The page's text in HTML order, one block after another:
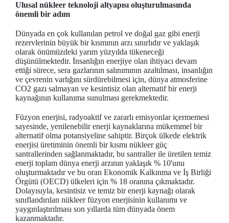
Ulusal nükleer teknoloji altyapısı oluşturulmasında
önemli bir adım
Dünyada en çok kullanılan petrol ve doğal gaz gibi enerji
rezervlerinin büyük bir kısmının arzı sınırlıdır ve yaklaşık
olarak önümüzdeki yarım yüzyılda tükeneceği
düşünülmektedir. İnsanlığın enerjiye olan ihtiyacı devam
ettiği sürece, sera gazlarının salınımının azaltılması, insanlığın
ve çevrenin varlığını sürdürebilmesi için, dünya atmosferine
CO2 gazı salmayan ve kesintisiz olan alternatif bir enerji
kaynağının kullanıma sunulması gerekmektedir.
Füzyon enerjisi, radyoaktif ve zararlı emisyonlar içermemesi
sayesinde, yenilenebilir enerji kaynaklarına mükemmel bir
alternatif olma potansiyeline sahiptir. Birçok ülkede elektrik
enerjisi üretiminin önemli bir kısmı nükleer güç
santrallerinden sağlanmaktadır, bu santraller ile üretilen temiz
enerji toplam dünya enerji arzının yaklaşık % 10'unu
oluşturmaktadır ve bu oran Ekonomik Kalkınma ve İş Birliği
Örgütü (OECD) ülkeleri için % 18 oranına çıkmaktadır.
Dolayısıyla, kesintisiz ve temiz bir enerji kaynağı olarak
sınıflandırılan nükleer füzyon enerjisinin kullanımı ve
yaygınlaştırılması son yıllarda tüm dünyada önem
kazanmaktadır.